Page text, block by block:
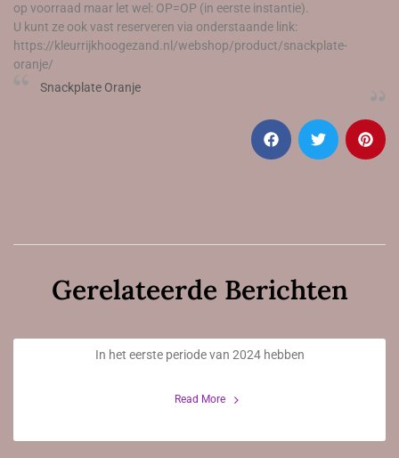
op voorraad maar let wel: OP=OP (in eerste instantie).
U kunt ze ook vast reserveren via onderstaande link:
https://kleurrijkhoogezand.nl/webshop/product/snackplate-
oranje/
Snackplate Oranje
Gerelateerde Berichten
In het eerste periode van 2024 hebben
Read More
21 Februari 2024